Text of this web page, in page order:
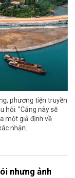
phương tiện truyền
hỏi: "Cảng này sẽ
một giả định về
nhận.
nhưng ảnh